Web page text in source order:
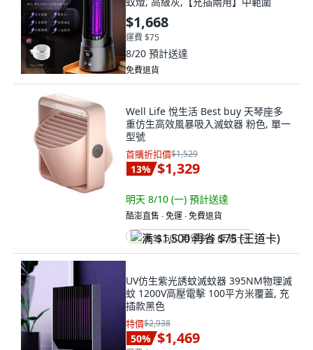
$1,668
運費 $75
8/20預計送達
免費退貨
重仿生高效風暴吸入滅蚊器 粉色, 單一
型號
首購折扣價
13% $1,329
酷澎直售 ∙ 免運 ∙ 免費退貨
满 $1,500 再省 $75 (王道卡)
蚊 1200V高壓電擊 100平方米覆蓋, 充
插款黑色
特價$2,938
50% $1,469
運費 $67